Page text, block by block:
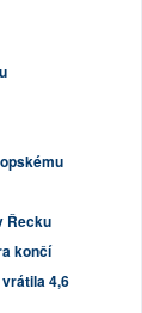
Řecku
končí
4,6